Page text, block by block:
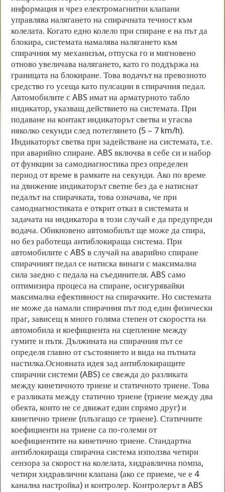
информация и чрез електромагнитни клапани
управлява налягането на спирачната течност към
колелата. Когато едно колело при спиране е на път да
блокира, системата намалява налягането към
спирачния му механизъм, отпуска го и мигновено
отново увеличава налягането, като го поддържа на
границата на блокиране. Това водачът на превозното
средство го усеща като пулсации в спирачния педал.
Автомобилите с ABS имат на арматурното табло
индикатор, указващ действието на системата. При
подаване на контакт индикаторът светва и угасва
няколко секунди след потеглянето (5 – 7 km/h).
Индикаторът светва при задействане на системата, т.е.
при аварийно спиране. ABS включва в себе си и набор
от функции за самодиагностика през определен
период от време в рамките на секунди. Ако по време
на движение индикаторът светне без да е натиснат
педалът на спирачката, това означава, че при
самодиагностиката е открит отказ в системата и
задачата на индикатора в този случай е да предупреди
водача. Обикновено автомобилът ще може да спира,
но без работеща антиблокираща система. При
автомобилите с ABS в случай на аварийно спиране
спирачният педал се натиска винаги с максимална
сила заедно с педала на съединителя. ABS само
оптимизира процеса на спиране, осигурявайки
максимална ефективност на спирачките. Но системата
не може да намали спирачния път под един физически
праг, зависещ в много голяма степен от скоростта на
автомобила и коефициента на сцепление между
гумите и пътя. Дължината на спирачния път се
определя главно от състоянието и вида на пътната
настилка.Основната идея зад антиблокиращите
спирачни системи (ABS) се свежда до разликата
между кинетичното триене и статичното триене. Това
е разликата между статично триене (триене между два
обекта, които не се движат един спрямо друг) и
кинетично триене (плъзгащо се триене). Статичните
коефициенти на триене са по-големи от
коефициентите на кинетично триене. Стандартна
антиблокираща спирачна система използва четири
сензора за скорост на колелата, хидравлична помпа,
четири хидравлични клапана (ако се приеме, че е 4
канална настройка) и контролер. Контролерът в ABS